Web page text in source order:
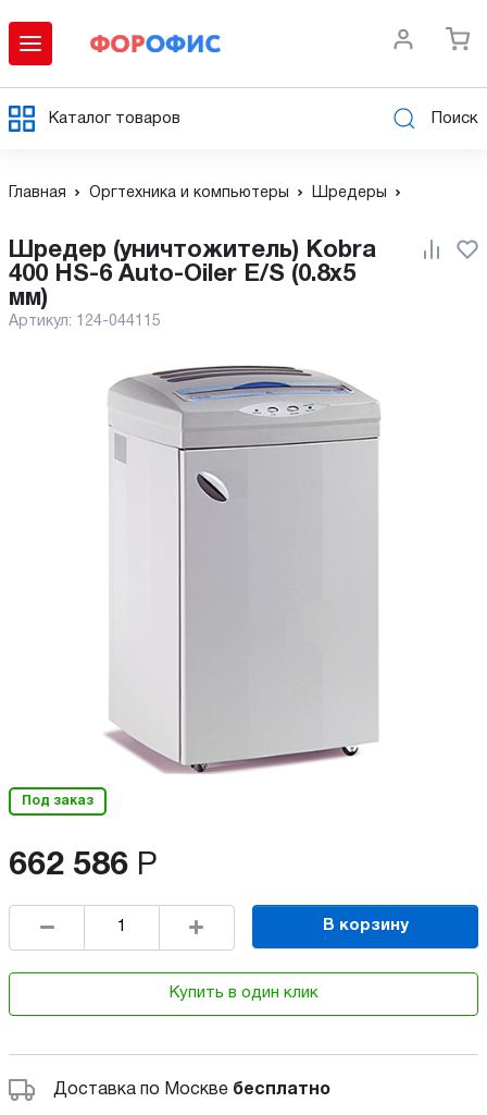
Каталог товаров Поиск
Главная Оргтехника и компьютеры Шредеры
Шредер (уничтожитель) Kobra
400 HS-6 Auto-Oiler E/S (0.8x5
мм)
Артикул: 124-044115
Под заказ
662 586 Р
В корзину
Купить в один клик
Доставка по Москве бесплатно